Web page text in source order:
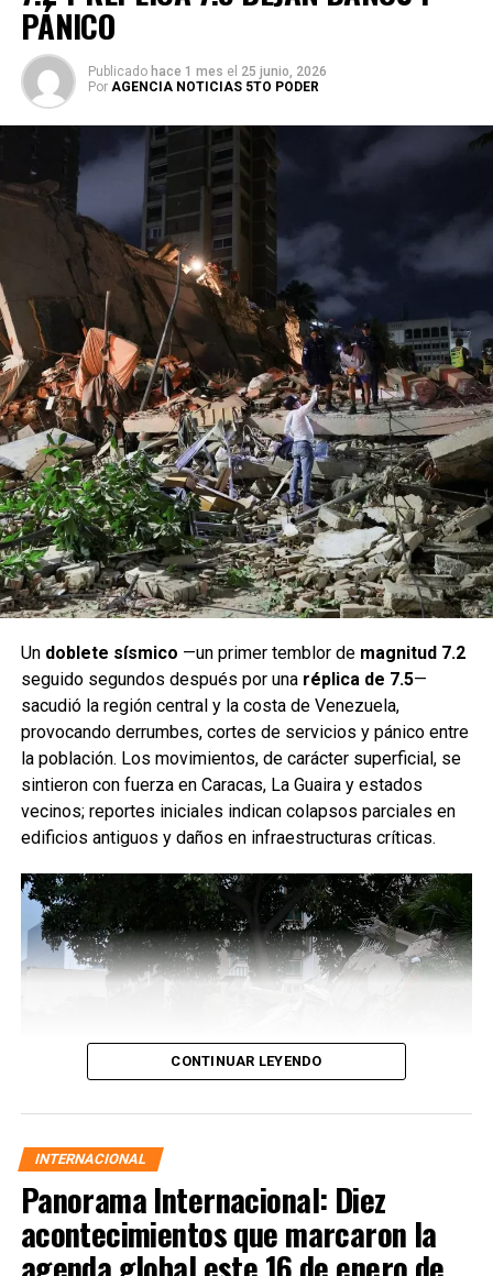
PÁNICO
Publicado hace 1 mes el 25 junio, 2026
Por AGENCIA NOTICIAS 5TO PODER
Un doblete sísmico —un primer temblor de magnitud 7.2
seguido segundos después por una réplica de 7.5—
sacudió la región central y la costa de Venezuela,
provocando derrumbes, cortes de servicios y pánico entre
la población. Los movimientos, de carácter superficial, se
sintieron con fuerza en Caracas, La Guaira y estados
vecinos; reportes iniciales indican colapsos parciales en
edificios antiguos y daños en infraestructuras críticas.
CONTINUAR LEYENDO
INTERNACIONAL
Panorama Internacional: Diez
acontecimientos que marcaron la